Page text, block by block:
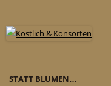
STATT BLUMEN…